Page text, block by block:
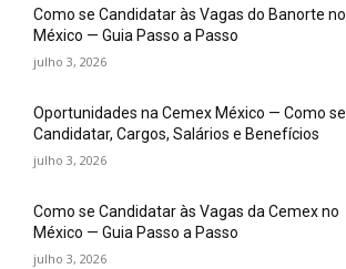
Como se Candidatar às Vagas do Banorte no
México — Guia Passo a Passo
julho 3, 2026
Oportunidades na Cemex México — Como se
Candidatar, Cargos, Salários e Benefícios
julho 3, 2026
Como se Candidatar às Vagas da Cemex no
México — Guia Passo a Passo
julho 3, 2026